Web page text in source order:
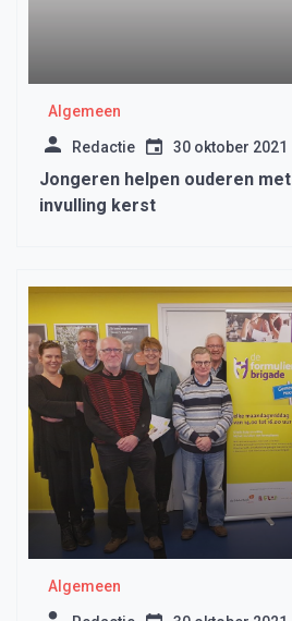
Algemeen
Redactie 30 oktober 2021
Jongeren helpen ouderen
invulling kerst
Algemeen